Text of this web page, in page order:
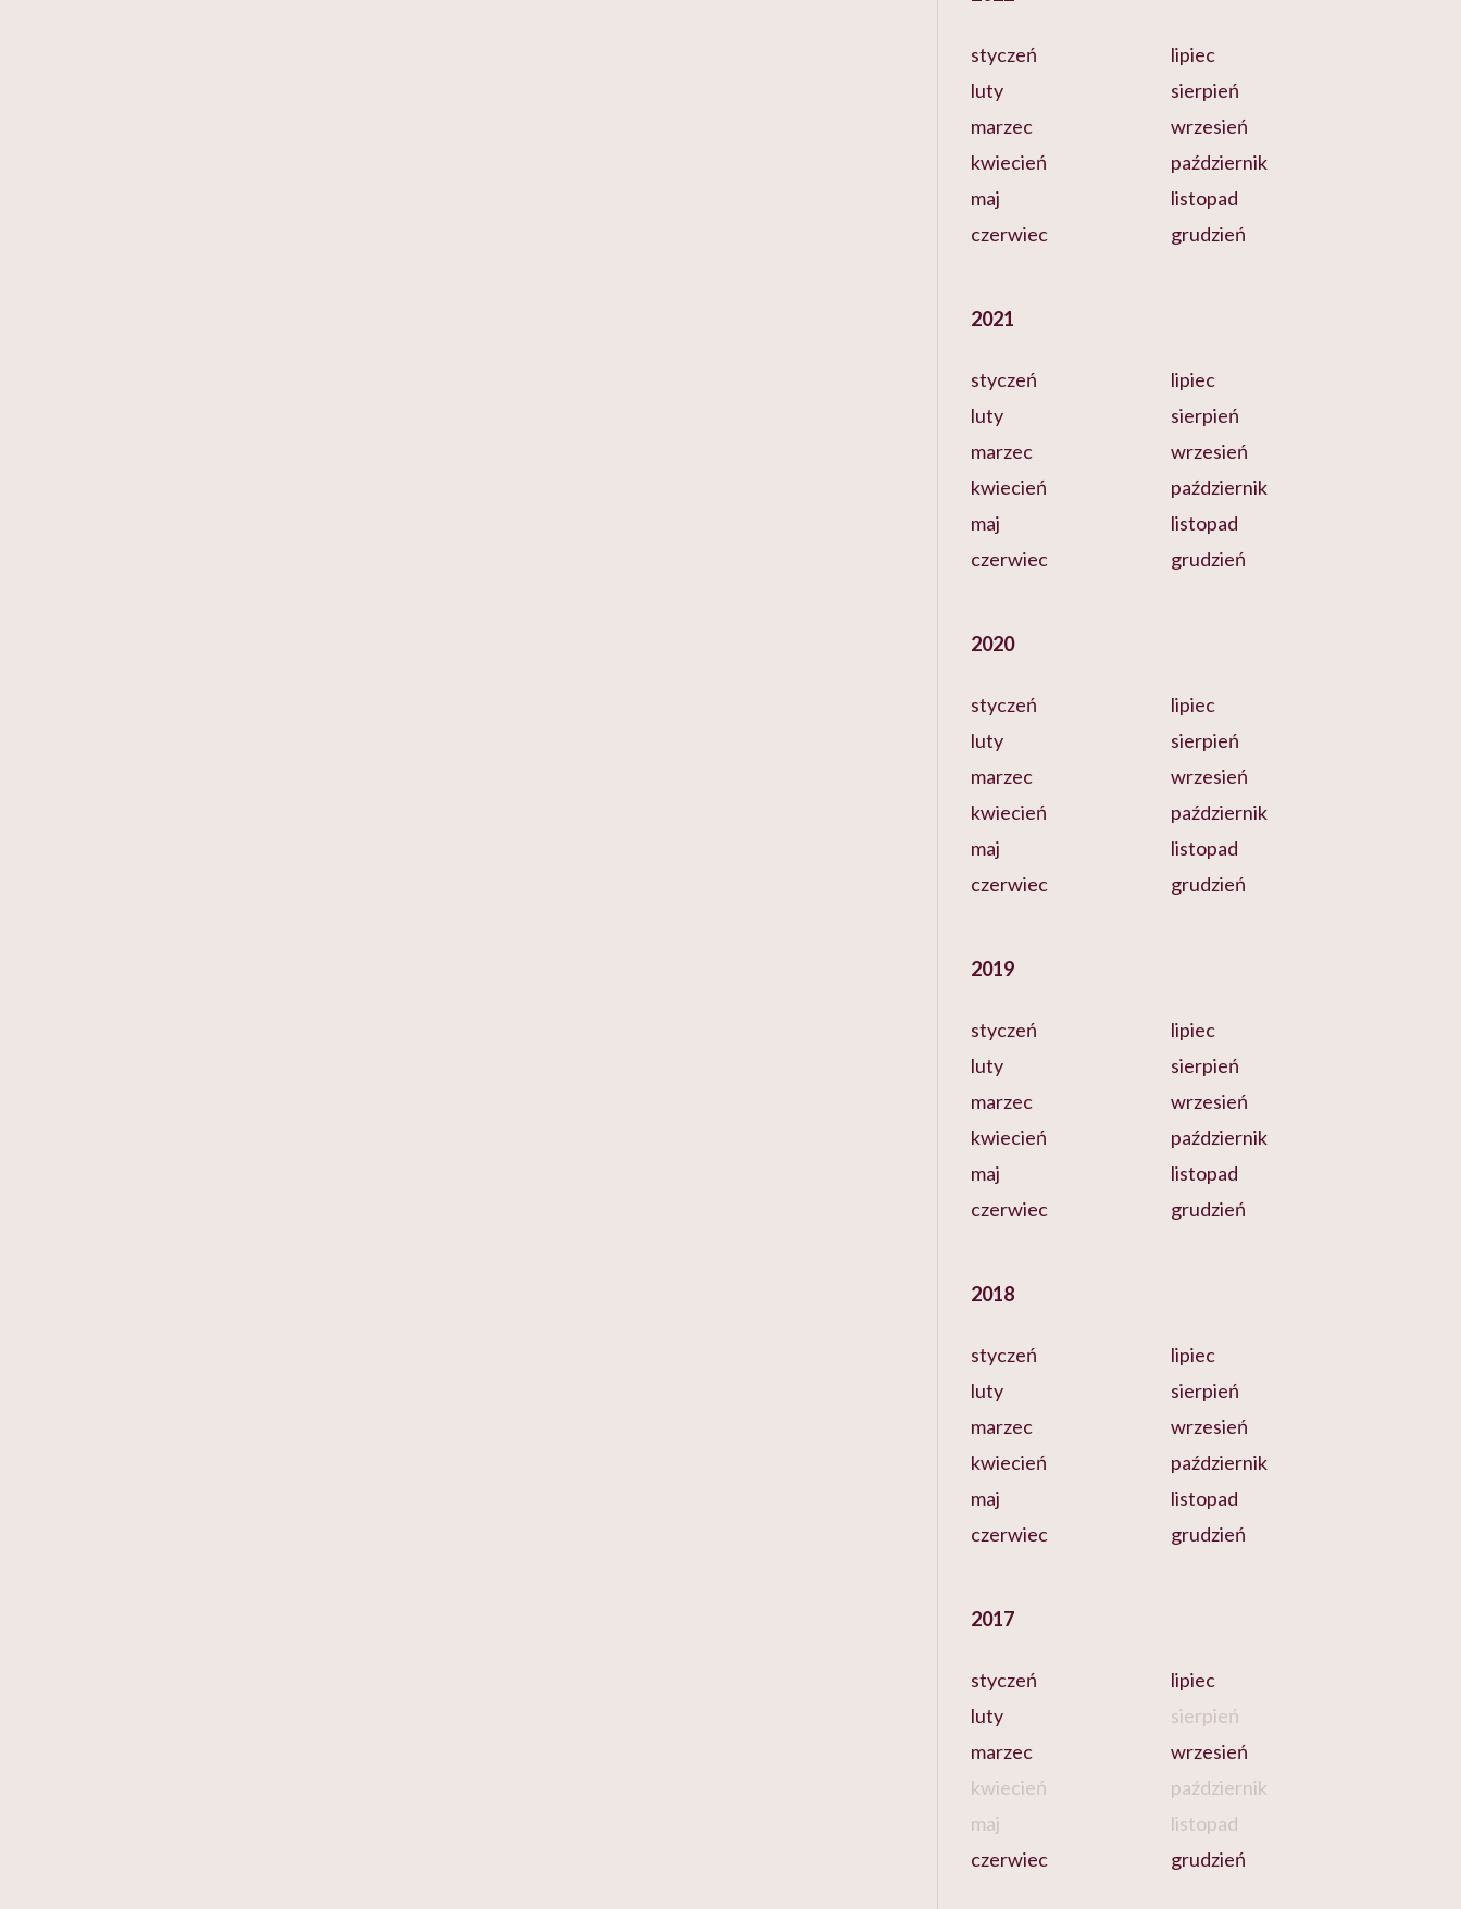
styczeń
luty
marzec
kwiecień
maj
czerwiec
lipiec
sierpień
wrzesień
październik
listopad
grudzień
2021
styczeń
luty
marzec
kwiecień
maj
czerwiec
lipiec
sierpień
wrzesień
październik
listopad
grudzień
2020
styczeń
luty
marzec
kwiecień
maj
czerwiec
lipiec
sierpień
wrzesień
październik
listopad
grudzień
2019
styczeń
luty
marzec
kwiecień
maj
czerwiec
lipiec
sierpień
wrzesień
październik
listopad
grudzień
2018
styczeń
luty
marzec
kwiecień
maj
czerwiec
lipiec
sierpień
wrzesień
październik
listopad
grudzień
2017
styczeń
luty
marzec
kwiecień
maj
czerwiec
lipiec
sierpień
wrzesień
październik
listopad
grudzień